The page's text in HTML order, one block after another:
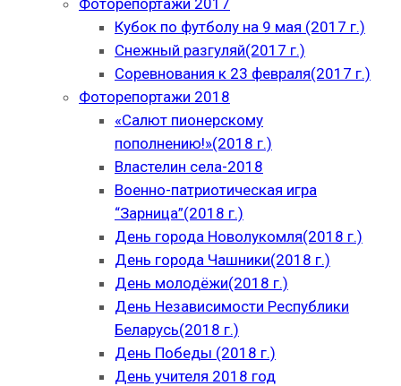
Фоторепортажи 2017
Кубок по футболу на 9 мая (2017 г.)
Снежный разгуляй(2017 г.)
Соревнования к 23 февраля(2017 г.)
Фоторепортажи 2018
«Салют пионерскому
пополнению!»(2018 г.)
Властелин села-2018
Военно-патриотическая игра
“Зарница”(2018 г.)
День города Новолукомля(2018 г.)
День города Чашники(2018 г.)
День молодёжи(2018 г.)
День Независимости Республики
Беларусь(2018 г.)
День Победы (2018 г.)
День учителя 2018 год